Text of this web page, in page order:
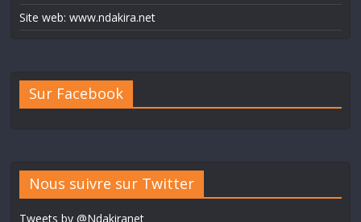
Site web: www.ndakira.net
Sur Facebook
Nous suivre sur Twitter
Tweets by @Ndakiranet